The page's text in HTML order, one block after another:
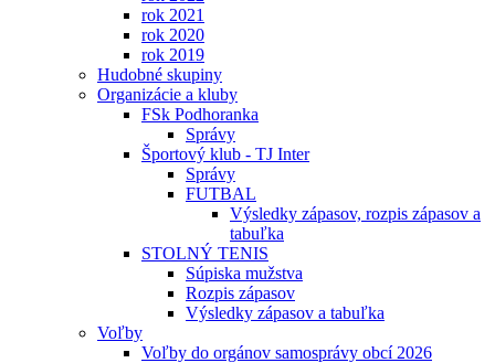
rok 2021
rok 2020
rok 2019
Hudobné skupiny
Organizácie a kluby
FSk Podhoranka
Správy
Športový klub - TJ Inter
Správy
FUTBAL
Výsledky zápasov, rozpis zápasov a
tabuľka
STOLNÝ TENIS
Súpiska mužstva
Rozpis zápasov
Výsledky zápasov a tabuľka
Voľby
Voľby do orgánov samosprávy obcí 2026